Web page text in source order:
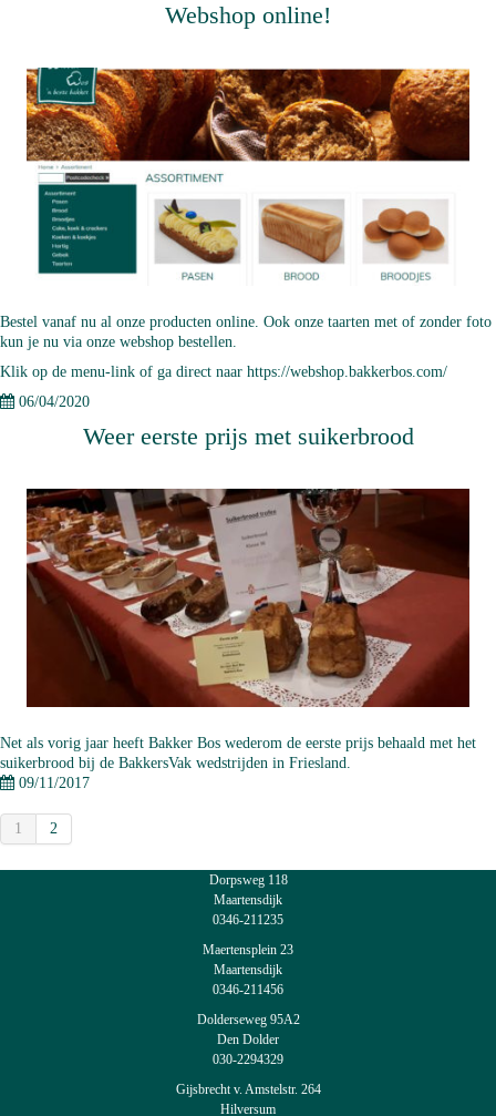
Webshop online!
Bestel vanaf nu al onze producten online. Ook onze taarten met of zonder foto
kun je nu via onze webshop bestellen.
Klik op de menu-link of ga direct naar https://webshop.bakkerbos.com/
06/04/2020
Weer eerste prijs met suikerbrood
Net als vorig jaar heeft Bakker Bos wederom de eerste prijs behaald met het
suikerbrood bij de BakkersVak wedstrijden in Friesland.
09/11/2017
1 2
Dorpsweg 118
Maartensdijk
0346-211235
Maertensplein 23
Maartensdijk
0346-211456
Dolderseweg 95A2
Den Dolder
030-2294329
Gijsbrecht v. Amstelstr. 264
Hilversum